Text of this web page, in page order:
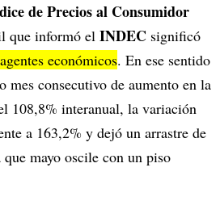
de Precios al Consumidor
que informó el INDEC significó
económicos. En ese sentido
mes consecutivo de aumento en la
108,8% interanual, la variación
a 163,2% y dejó un arrastre de
mayo oscile con un piso